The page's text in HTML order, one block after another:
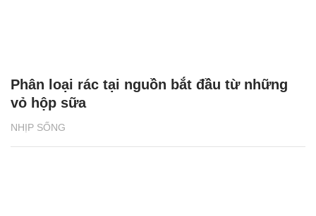
NHỊP SỐNG
Phân loại rác tại nguồn bắt đầu từ những
vỏ hộp sữa